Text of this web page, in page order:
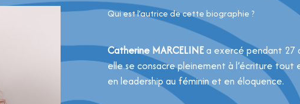
Qui est l’autrice de cette biographie ?
Catherine MARCELINEa exercé pendant 27
elle se consacre pleinement à l’écriture tout
en leadership au féminin et en éloquence.